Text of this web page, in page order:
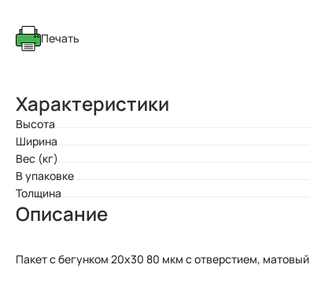
Печать
Характеристики
Высота
Ширина
Вес (кг)
В упаковке
Толщина
Описание
Пакет с бегунком 20x30 80 мкм с отверстием, матовый